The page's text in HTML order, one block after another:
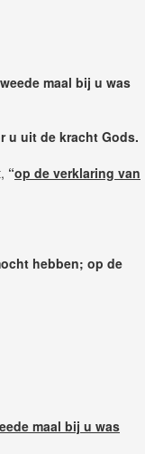
maal bij u was
u uit de kracht Gods.
“op de verklaring van
hebben; op de
maal bij u was